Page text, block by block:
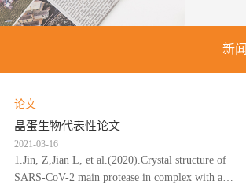
新闻
论文
晶蛋生物代表性论文
2021-03-16
1.Jin, Z,Jian L, et al.(2020).Crystal structure of
SARS-CoV-2 main protease in complex with a